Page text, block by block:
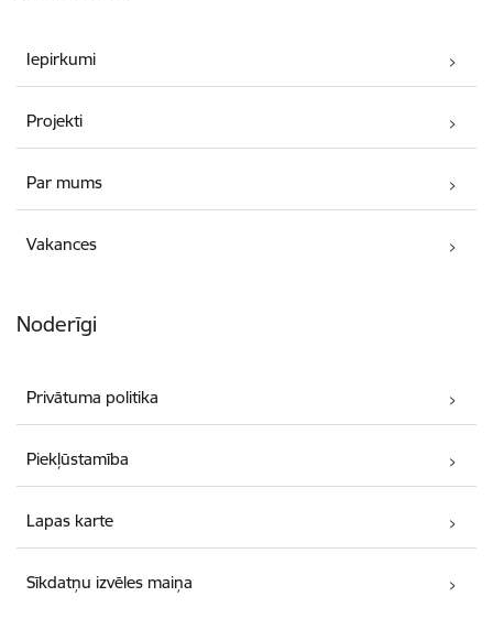
Iepirkumi
Projekti
Par mums
Vakances
Noderīgi
Privātuma politika
Piekļūstamība
Lapas karte
Sīkdatņu izvēles maiņa